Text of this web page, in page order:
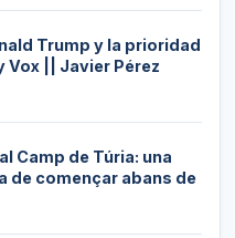
Trump y la prioridad
Vox || Javier Pérez
Camp de Túria: una
de començar abans de